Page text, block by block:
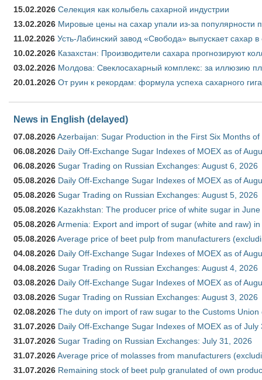
15.02.2026 Селекция как колыбель сахарной индустрии
13.02.2026 Мировые цены на сахар упали из-за популярности
11.02.2026 Усть-Лабинский завод «Свобода» выпускает сахар в
10.02.2026 Казахстан: Производители сахара прогнозируют
03.02.2026 Молдова: Свеклосахарный комплекс: за иллюзию
20.01.2026 От руин к рекордам: формула успеха сахарного
News in English (delayed)
07.08.2026Azerbaijan: Sugar Production in the First Six Months of
06.08.2026 Daily Off-Exchange Sugar Indexes of MOEX as of
06.08.2026 Sugar Trading on Russian Exchanges: August 6, 2026
05.08.2026 Daily Off-Exchange Sugar Indexes of MOEX as of
05.08.2026 Sugar Trading on Russian Exchanges: August 5, 2026
05.08.2026 Kazakhstan: The producer price of white sugar in
05.08.2026Armenia: Export and import of sugar (white and raw)
05.08.2026Average price of beet pulp from manufacturers
04.08.2026 Daily Off-Exchange Sugar Indexes of MOEX as of
04.08.2026 Sugar Trading on Russian Exchanges: August 4, 2026
03.08.2026 Daily Off-Exchange Sugar Indexes of MOEX as of
03.08.2026 Sugar Trading on Russian Exchanges: August 3, 2026
02.08.2026 The duty on import of raw sugar to the Customs
31.07.2026 Daily Off-Exchange Sugar Indexes of MOEX as of July
31.07.2026 Sugar Trading on Russian Exchanges: July 31, 2026
31.07.2026Average price of molasses from manufacturers
31.07.2026 Remaining stock of beet pulp granulated of own